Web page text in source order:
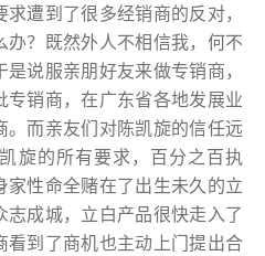
遭到了很多经销商的反对，
？既然外人不相信我，何不
说服亲朋好友来做专销商，
销商，在广东省各地发展业
而亲友们对陈凯旋的信任远
旋的所有要求，百分之百执
性命全赌在了出生未久的立
成城，立白产品很快走入了
到了商机也主动上门提出合